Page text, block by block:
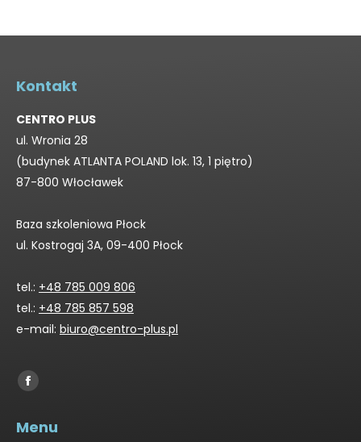
Kontakt
CENTRO PLUS
ul. Wronia 28
(budynek ATLANTA POLAND lok. 13, 1 piętro)
87-800 Włocławek
Baza szkoleniowa Płock
ul. Kostrogaj 3A, 09-400 Płock
tel.: +48 785 009 806
tel.: +48 785 857 598
e-mail: biuro@centro-plus.pl
Find us on:
Facebook
opens
Menu